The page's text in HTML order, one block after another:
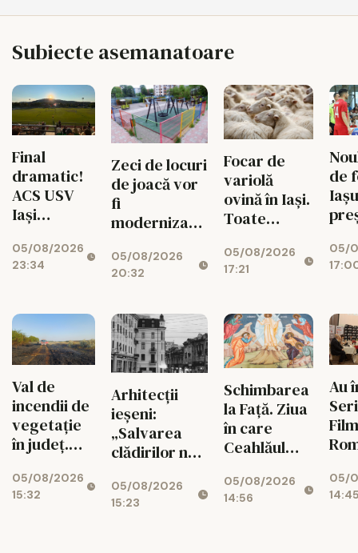
Subiecte asemanatoare
Final
dramatic!
ACS USV
Iași
scorul în
minutul
merge în
turul III al
Cupei
României
05/08/2026
23:34
Zeci de locuri
de joacă vor
fi
modernizate,
vor avea
zone de
05/08/2026
20:32
Focar de
variolă
ovină în Iași.
Toate
din județ
vor
05/08/2026
17:21
de
05/
Val de
incendii de
vegetație
în județ.
cuprins
zeci de
05/08/2026
15:32
Arhitecții
ieșeni:
„Salvarea
clădirilor nu
doar fațade”
05/08/2026
15:23
Schimbarea
la Față. Ziua
în care
Ceahlăul
munte sfânt
05/08/2026
14:56
Au
05/